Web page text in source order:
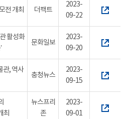
전 개최 더팩트
2023-
09-22
활성화
문화일보
2023-
09-20
관, 역사
충청뉴스
2023-
09-15
최
뉴스프리
존
2023-
09-01